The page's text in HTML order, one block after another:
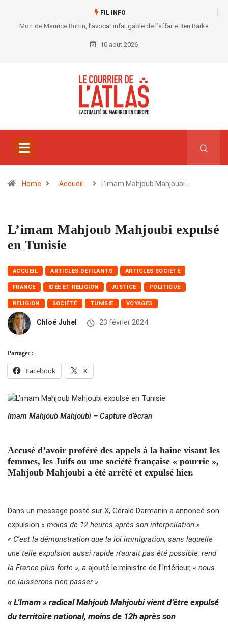
FIL INFO
Mort de Maurice Buttin, l’avocat infatigable de l’affaire Ben Barka
10 août 2026
Home Accueil L’imam Mahjoub Mahjoubi…
L’imam Mahjoub Mahjoubi expulsé
en Tunisie
ACCUEIL ARTICLES DÉFILANTS ARTICLES SOCIÉTÉ
FRANCE IDÉE ET RELIGION JUSTICE POLITIQUE
RELIGION SOCIÉTÉ TUNISIE VOYAGES
Chloé Juhel 23 février 2024
Partager :
Facebook X
Imam Mahjoub Mahjoubi – Capture d’écran
Accusé d’avoir proféré des appels à la haine visant les
femmes, les Juifs ou une société française « pourrie »,
Mahjoub Mahjoubi a été arrêté et expulsé hier.
Dans un message posté sur X, Gérald Darmanin a annoncé son
expulsion « moins de 12 heures après son interpellation ».
« C’est la démonstration que la loi immigration, sans laquelle
une telle expulsion aussi rapide n’aurait pas été possible, rend
la France plus forte », a ajouté le ministre de l’Intérieur, « nous
ne laisserons rien passer ».
« L’Imam » radical Mahjoub Mahjoubi vient d’être expulsé
du territoire national, moins de 12h après son